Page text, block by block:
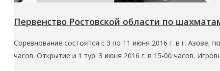
Первенство Ростовской области по
Соревнование состоятся с 3 по 11 июня 2016 г. в г. Азове,
часов. Открытие и 1 тур: 3 июня 2016 г. в 15-00 часов.